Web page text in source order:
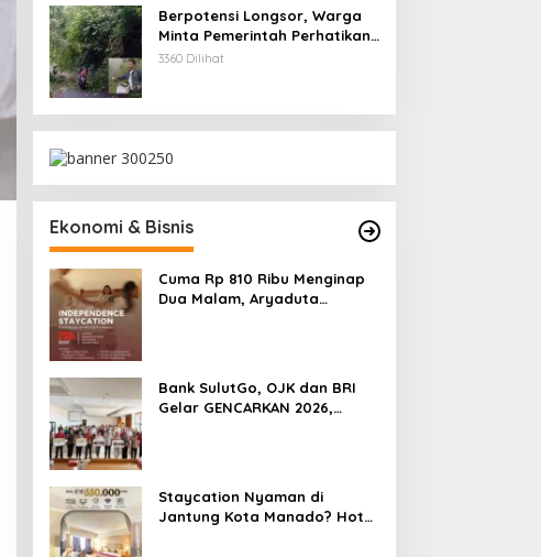
Berpotensi Longsor, Warga
Minta Pemerintah Perhatikan
Akses Jalan Masuk
3360 Dilihat
Ekonomi & Bisnis
Cuma Rp 810 Ribu Menginap
Dua Malam, Aryaduta
Bank SulutGo, OJK dan BRI
Gelar GENCARKAN 2026,
Staycation Nyaman di
Jantung Kota Manado? Hotel